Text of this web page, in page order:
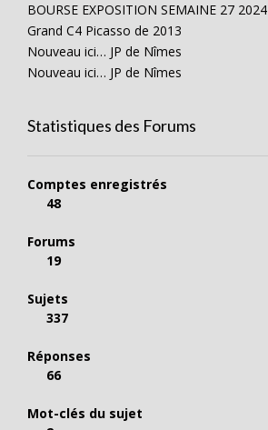
BOURSE EXPOSITION SEMAINE 27 2024
Grand C4 Picasso de 2013
Nouveau ici… JP de Nîmes
Nouveau ici… JP de Nîmes
Statistiques des Forums
Comptes enregistrés
48
Forums
19
Sujets
337
Réponses
66
Mot-clés du sujet